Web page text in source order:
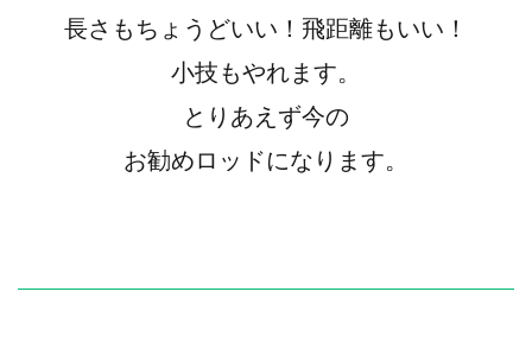
長さもちょうどいい！飛距離もいい！
小技もやれます。
とりあえず今の
お勧めロッドになります。